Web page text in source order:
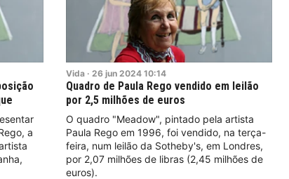
a
Vida · 26 jun 2024 10:14
Quadro de Paula Rego vendido em leilão
por 2,5 milhões de euros
O quadro "Meadow", pintado pela artista
Paula Rego em 1996, foi vendido, na terça-
feira, num leilão da Sotheby's, em Londres,
por 2,07 milhões de libras (2,45 milhões de
euros).